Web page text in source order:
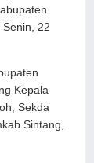
22
Kepala
Sekda
Sintang,